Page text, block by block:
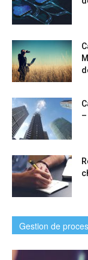
Gestion de